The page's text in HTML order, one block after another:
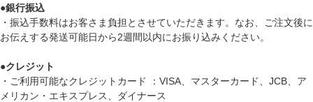
●銀行振込
・振込手数料はお客さま負担とさせていただきます。なお、ご注文後に
お伝えする発送可能日から2週間以内にお振り込みください。
●クレジット
・ご利用可能なクレジットカード ：VISA、マスターカード、JCB、ア
メリカン・エキスプレス、ダイナース